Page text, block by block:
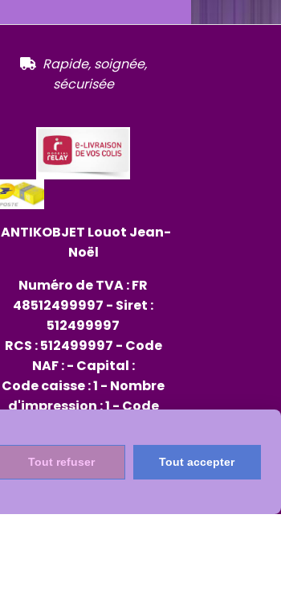
 Rapide, soignée,
sécurisée
ANTIKOBJET Louot Jean-
Noël
Numéro de TVA : FR
48512499997 - Siret :
512499997
RCS : 512499997 - Code
NAF : - Capital :
Code caisse : 1 - Nombre
d'impression : 1 - Code
Rep PAP FR334013_01JXMD
Tout refuser Tout accepter